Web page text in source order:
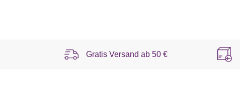
Gratis Versand ab 50 €